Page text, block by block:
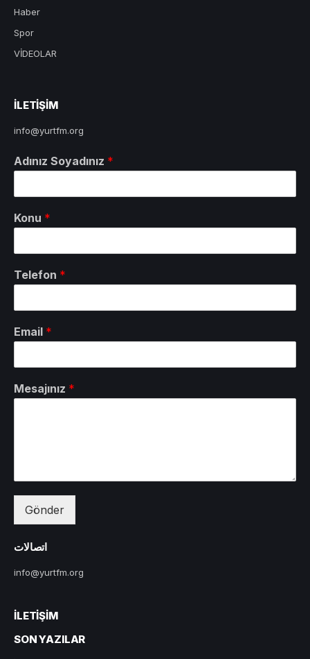
Haber
Spor
VİDEOLAR
ILETIŞIM
info@yurtfm.org
Adınız Soyadınız *
Konu *
Telefon *
Email *
Mesajınız *
Gönder
اتصالات
info@yurtfm.org
İLETIŞIM
SON YAZILAR